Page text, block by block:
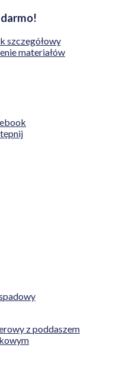
szczegółowy
materiałów
z poddaszem